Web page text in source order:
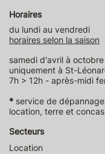
Horaires
du lundi au vendredi
horaires selon la saison
samedi d'avril à octobre
uniquement à St-
7h > 12h - après-midi
* service de
location, terre et
Secteurs
Location